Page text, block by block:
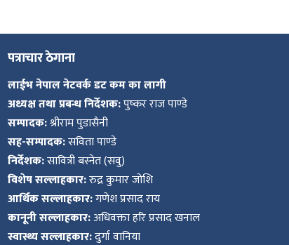
पत्राचार ठेगाना
लाईभ नेपाल नेटवर्क डट कम का लागी
अध्यक्ष तथा प्रबन्ध निर्देशक:पुष्कर राज पाण्डे
सम्पादक:श्रीराम पुडासैनी
सह-सम्पादक:सविता पाण्डे
निर्देशक:सावित्री बस्नेत (सवु)
विशेष सल्लाहकार:रुद्र कुमार जोशि
आर्थिक सल्लाहकार:गणेश प्रसाद राय
कानूनी सल्लाहकार:अधिवक्ता हरि प्रसाद खनाल
स्वास्थ्य सल्लाहकार:दुर्गा वानिया